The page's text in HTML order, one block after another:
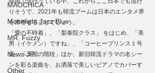
MAOCHICA
Moonlight Jazz Blue
MR. Fuzzy
News-JP
Other
りそうで、2021年も韓流ブームは日本のエンタメ界
を席巻することでしょう。
「愛の不時着」、「梨泰院クラス」 をはじめ、「美
男（イケメン）ですね」、「コーヒープリンス１号
店」「天国の階段」ほか、新旧韓流ドラマの名シー
ンを彩る楽曲を、お洒落で美しいピアノでカバーす